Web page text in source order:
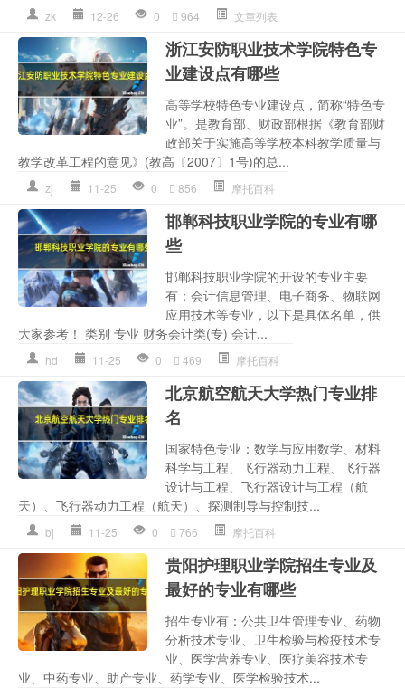
zk 12-26 0 964 文章列表
浙江安防职业技术学院特色专
业建设点有哪些
高等学校特色专业建设点，简称“特色专
业”。是教育部、财政部根据《教育部财
政部关于实施高等学校本科教学质量与
教学改革工程的意见》(教高〔2007〕1号)的总...
zj 11-25 0 856 摩托百科
邯郸科技职业学院的专业有哪
些
邯郸科技职业学院的开设的专业主要
有：会计信息管理、电子商务、物联网
应用技术等专业，以下是具体名单，供
大家参考！ 类别 专业 财务会计类(专) 会计...
hd 11-25 0 469 摩托百科
北京航空航天大学热门专业排
名
国家特色专业：数学与应用数学、材料
科学与工程、飞行器动力工程、飞行器
设计与工程、飞行器设计与工程（航
天）、飞行器动力工程（航天）、探测制导与控制技...
bj 11-25 0 766 摩托百科
贵阳护理职业学院招生专业及
最好的专业有哪些
招生专业有：公共卫生管理专业、药物
分析技术专业、卫生检验与检疫技术专
业、医学营养专业、医疗美容技术专
业、中药专业、助产专业、药学专业、医学检验技术...